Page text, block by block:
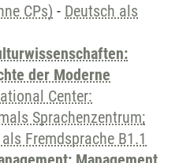
CPs) - Deutsch als
der Moderne
Center:
Sprachenzentrum;
Fremdsprache B1.1